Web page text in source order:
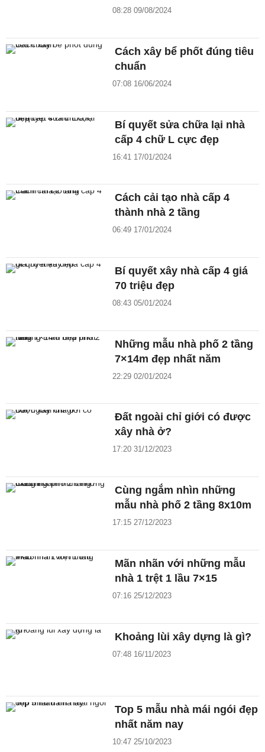
08:28 09/08/2024
Cách xây bể phốt đúng tiêu
chuẩn
07:08 16/06/2024
Bí quyết sửa chữa lại nhà
cấp 4 chữ L cực đẹp
16:41 17/01/2024
Cách cải tạo nhà cấp 4
thành nhà 2 tầng
06:49 17/01/2024
Bí quyết xây nhà cấp 4 giá
70 triệu đẹp
08:43 05/01/2024
Những mẫu nhà phố 2 tầng
7×14m đẹp nhất năm
22:29 02/01/2024
Đất ngoài chỉ giới có được
xây nhà ở?
17:20 31/12/2023
Cùng ngắm nhìn những
mẫu nhà phố 2 tầng 8x10m
17:15 27/12/2023
Mãn nhãn với những mẫu
nhà 1 trệt 1 lầu 7×15
07:16 25/12/2023
Khoảng lùi xây dựng là gì?
07:48 16/11/2023
Top 5 mẫu nhà mái ngói đẹp
nhất năm nay
10:47 25/10/2023